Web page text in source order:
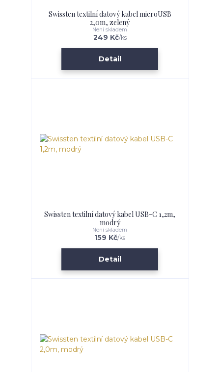
Swissten textilní datový kabel microUSB
2,0m, zelený
249 Kč/ks
Není skladem
Detail
Swissten textilní datový kabel USB-C 1,2m,
modrý
159 Kč/ks
Není skladem
Detail